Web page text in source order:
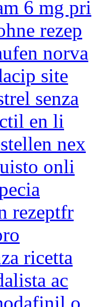
6 mg pri
rezep
norva
site
senza
en li
nex
onli
rezeptfr
ricetta
ac